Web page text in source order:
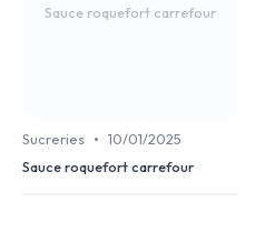
Sauce roquefort carrefour
Sucreries • 10/01/2025
Sauce roquefort carrefour